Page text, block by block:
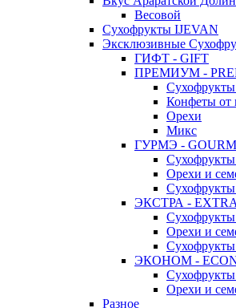
Весовой
Сухофрукты IJEVAN
Эксклюзивные
ГИФТ - GIFT
ПРЕМИУМ -
Конфеты от
Орехи
Микс
ГУРМЭ -
Орехи и
ЭКСТРА - EXTRA
Орехи и
ЭКОНОМ -
Орехи и
Разное